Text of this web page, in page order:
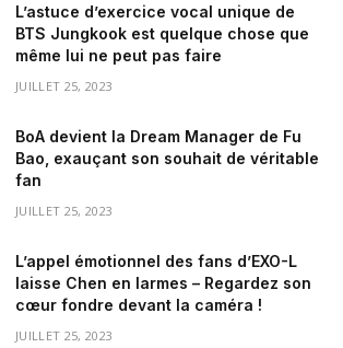
L’astuce d’exercice vocal unique de
BTS Jungkook est quelque chose que
même lui ne peut pas faire
JUILLET 25, 2023
BoA devient la Dream Manager de Fu
Bao, exauçant son souhait de véritable
fan
JUILLET 25, 2023
L’appel émotionnel des fans d’EXO-L
laisse Chen en larmes – Regardez son
cœur fondre devant la caméra !
JUILLET 25, 2023